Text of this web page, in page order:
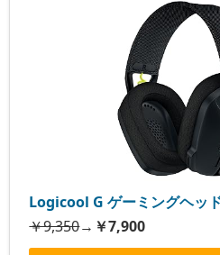
Logicool G ゲーミングヘッ
￥9,350→ ￥7,900